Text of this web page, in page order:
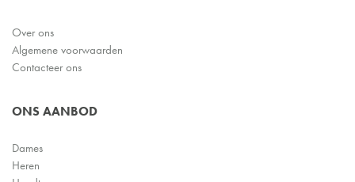
Over ons
Algemene voorwaarden
Contacteer ons
ONS AANBOD
Dames
Heren